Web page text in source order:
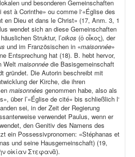
und besonderen Gemeinschaften
est à Corinthe» ou comme l‘«Église des
en Dieu et dans le Christ» (17, Anm. 3, 1
wendet sich an diese Gemeinschaften
Struktur, l’oikos (ὁ οἶκος), der
und im Französischen in «maisonnée»
Entsprechung hat (18). B. hebt hervor,
Welt maisonnée die Basisgemeinschaft
gründet. Die Autorin beschreibt mit
der Kirche, die ihren
maisonnées genommen habe, also als
über l’«Église de cité» bis schließlich l‘
sei, in der Zeit der Regierung
verwendet Paulus, wenn er
den Genitiv des Namens des
ein Possessivpronomen: «Stéphanas et
und seine Hausgemeinschaft) (19,
οἰκίαν Στεφανᾶ).